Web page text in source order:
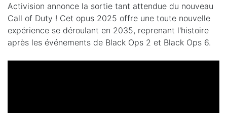
Activision annonce la sortie tant attendue du nouveau
Call of Duty ! Cet opus 2025 offre une toute nouvelle
expérience se déroulant en 2035, reprenant l'histoire
après les événements de Black Ops 2 et Black Ops 6.